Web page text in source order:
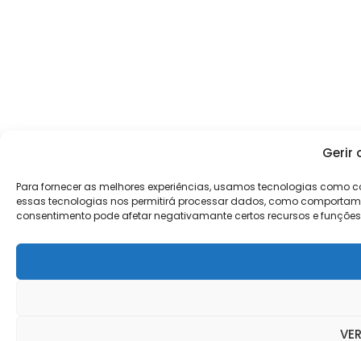
Gerir
Para fornecer as melhores experiências, usamos tecnologias
essas tecnologias nos permitirá processar dados, como
consentimento pode afetar negativamante certos recursos e